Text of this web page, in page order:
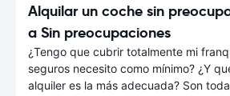
Alquilar un coche sin
a Sin preocupaciones
¿Tengo que cubrir totalmente mi
seguros necesito como mínimo? ¿Y
alquiler es la más adecuada? Son